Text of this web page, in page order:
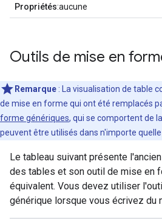
Propriétés:aucune
Outils de mise en
Remarque : La visualisation de table
de mise en forme qui ont été remplacés
forme génériques, qui se comportent de
peuvent être utilisés dans n'importe quelle
Le tableau suivant présente
des tables et son outil de mise en
équivalent. Vous devez utiliser
générique lorsque vous écrivez du